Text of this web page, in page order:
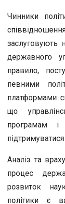
Чинники
заслуговують
державного
правило,
певними
платформами
що
програмам і
Аналіз та
процес
розвиток
політики є